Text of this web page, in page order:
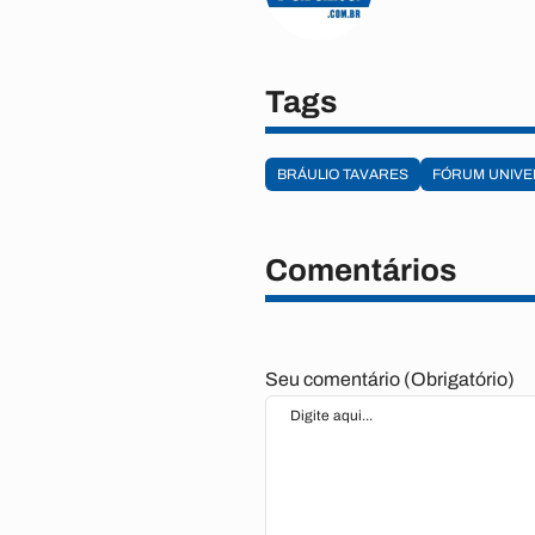
Tags
BRÁULIO TAVARES FÓRUM
Comentários
Seu comentário (Obrigatório)